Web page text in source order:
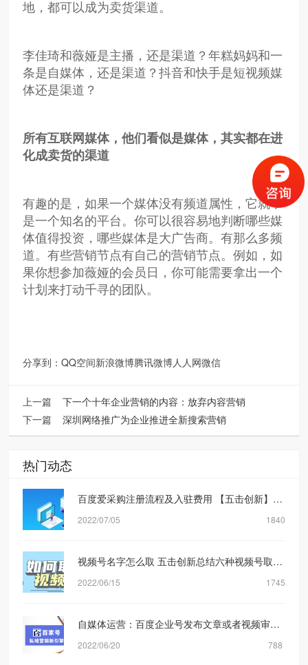
地，都可以成为卖货渠道。
李佳琦和薇娅是主播，还是渠道？年糕妈妈和一
条是自媒体，还是渠道？抖音和快手是短视频媒
体还是渠道？
所有互联网媒体，他们看似是媒体，其实都在进
化成卖货的渠道
有趣的是，如果一个媒体没有频道属性，它就不
是一个知名的平台。你可以很容易地判断哪些媒
体值得投资，哪些媒体是大广告商。有那么多频
道。有些营销节点有自己的营销节点。例如，如
果你想参加薇娅的会员日，你可能需要拿出一个
计划来打动千寻的团队。
分享到：QQ空间新浪微博腾讯微博人人网微信
上一篇下一个十年企业营销的内容：放弃内容营销
下一篇深圳网络推广为企业推进全新搜索营销
热门动态
百度爱采购注册流程及入驻费用 【五击创新】网络营销公司
2022/07/05 1840
视频号名字怎么取 五击创新总结六种视频号取名方式
2022/06/15 1745
自媒体运营：百度企业号发布文章或者视频审核规则机制是什么？【五击创新】
2022/06/20 788